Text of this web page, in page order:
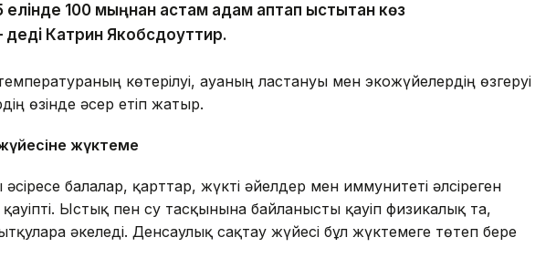
елінде 100 мыңнан астам адам аптап ыстықтан көз
Катрин Якобсдоуттир.
көтерілуі, ауаның ластануы мен экожүйелердің өзгеруі
өзінде әсер етіп жатыр.
жүктеме
балалар, қарттар, жүкті әйелдер мен иммунитеті әлсіреген
Ыстық пен су тасқынына байланысты қауіп физикалық та,
әкеледі. Денсаулық сақтау жүйесі бұл жүктемеге төтеп бере